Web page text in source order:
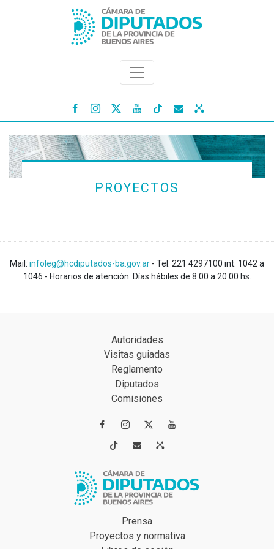
   
PROYECTOS
Mail: infoleg@hcdiputados-ba.gov.ar - Tel: 221 4297100 int: 1042 a
1046 - Horarios de atención: Días hábiles de 8:00 a 20:00 hs.
Autoridades
Visitas guiadas
Reglamento
Diputados
Comisiones
 
 
Prensa
Proyectos y normativa